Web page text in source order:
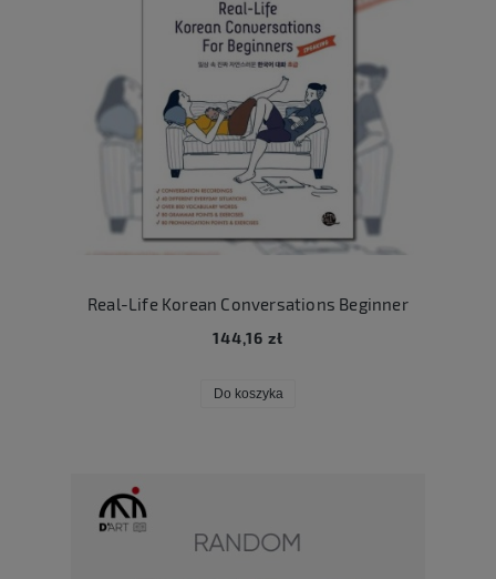
Real-Life Korean Conversations Beginner
144,16 zł
Do koszyka